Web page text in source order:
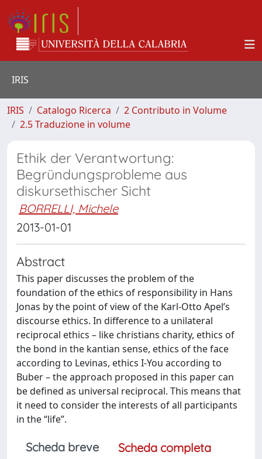
IRIS
IRIS Catalogo Ricerca
2 Contributo in Volume
2.5 Traduzione in volume
Ethik der Verantwortung:
Begründungsprobleme aus
diskursethischer Sicht
BORRELLI, Michele
2013-01-01
Abstract
This paper discusses the problem of the
foundation of the ethics of responsibility in Hans
Jonas by the point of view of the Karl-Otto Apel’s
discourse ethics. In difference to a unilateral
reciprocal ethics – like christians charity, ethics of
the bond in the kantian sense, ethics of the face
according to Levinas, ethics I-You according to
Buber – the approach proposed in this paper can
be defined as universal reciprocal. This means that
it need to consider the interests of all participants
in the “life”.
Scheda breve
Scheda completa